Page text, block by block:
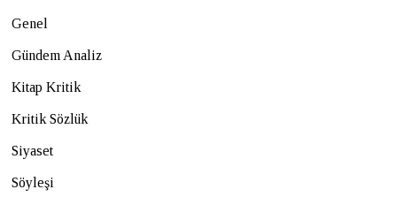
Genel
Gündem Analiz
Kitap Kritik
Kritik Sözlük
Siyaset
Söyleşi